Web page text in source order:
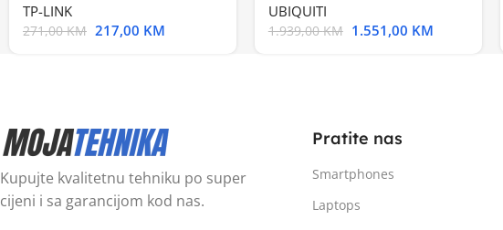
TP-LINK
271,00KM 217,00 KM
UBIQUITI
1.939,00KM 1.551,00 KM
Kupujte kvalitetnu tehniku po super
cijeni i sa garancijom kod nas.
Pratite nas
Smartphones
Laptops